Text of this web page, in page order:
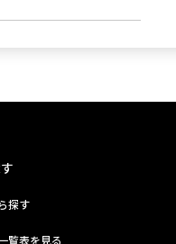
探す
覧表を見る